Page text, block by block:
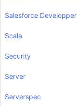
Salesforce Developper
Scala
Security
Server
Serverspec